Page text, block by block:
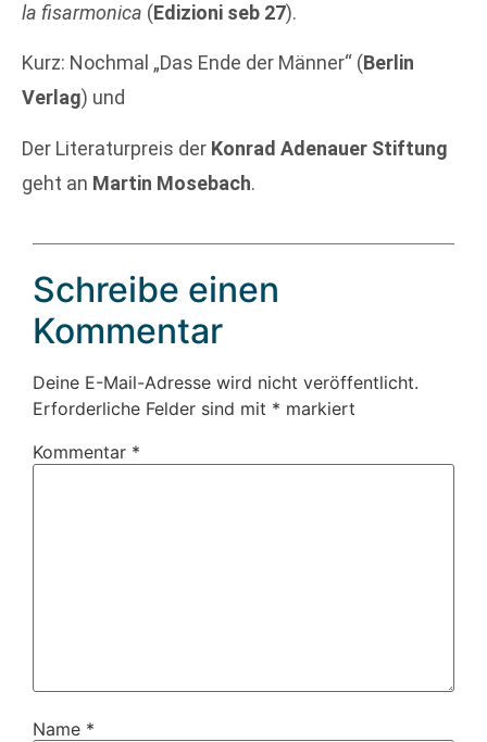
la fisarmonica (Edizioni seb 27).
Kurz: Nochmal „Das Ende der Männer“ (Berlin
Verlag) und
Der Literaturpreis der Konrad Adenauer Stiftung
geht an Martin Mosebach.
Schreibe einen
Kommentar
Deine E-Mail-Adresse wird nicht veröffentlicht.
Erforderliche Felder sind mit * markiert
Kommentar *
Name *